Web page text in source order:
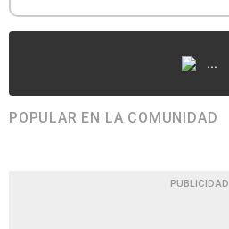
...
POPULAR EN LA COMUNIDAD
PUBLICIDAD